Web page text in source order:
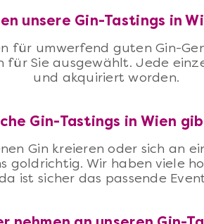
unsere Gin-Tastings in
für umwerfend guten Gin-
für Sie ausgewählt. Jede
und akquiriert worden.
Gin-Tastings in Wien
Gin kreieren oder sich an
goldrichtig. Wir haben viele
ist sicher das passende